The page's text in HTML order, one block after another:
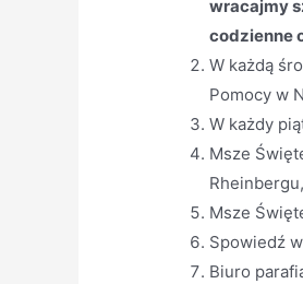
wracajmy
codzienne
W każdą
Pomocy w
W każdy
Msze
Msze
Spowiedź
Biuro